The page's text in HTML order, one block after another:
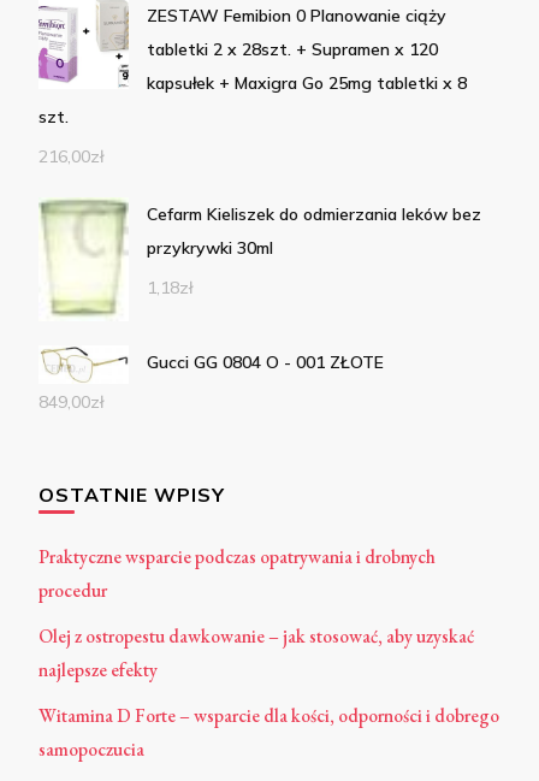
ZESTAW Femibion 0 Planowanie ciąży
tabletki 2 x 28szt. + Supramen x 120
kapsułek + Maxigra Go 25mg tabletki x 8
szt.
216,00zł
Cefarm Kieliszek do odmierzania leków bez
przykrywki 30ml
1,18zł
Gucci GG 0804 O - 001 ZŁOTE
849,00zł
OSTATNIE WPISY
Praktyczne wsparcie podczas opatrywania i drobnych
procedur
Olej z ostropestu dawkowanie – jak stosować, aby uzyskać
najlepsze efekty
Witamina D Forte – wsparcie dla kości, odporności i dobrego
samopoczucia